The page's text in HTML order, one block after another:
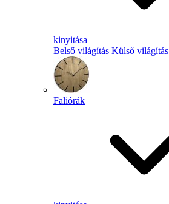
kinyitása
Belső világítás Külső világítás
Faliórák